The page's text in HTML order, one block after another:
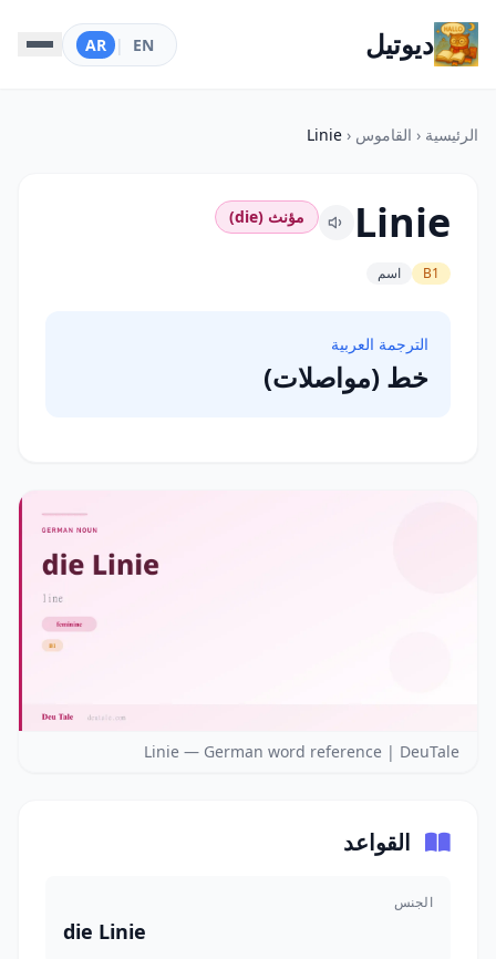
ديوتيل EN
|
AR
الرئيسية ‹ القاموس ‹
Linie
Linie مؤنث (die)
B1 اسم
الترجمة العربية
خط (مواصلات)
Linie — German word reference | DeuTale
القواعد
الجنس
die Linie